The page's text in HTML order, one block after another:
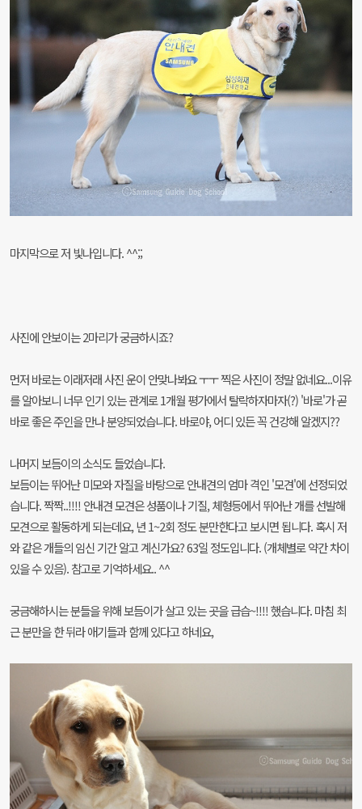
마지막으로 저 빛나입니다. ^^;;
사진에 안보이는 2마리가 궁금하시죠?
먼저 바로는 이래저래 사진 운이 안맞나봐요 ㅜㅜ 찍은 사진이 정말 없네요...이유
를 알아보니 너무 인기 있는 관계로 1개월 평가에서 탈락하자마자(?) '바로'가 곧
바로 좋은 주인을 만나 분양되었습니다. 바로야, 어디 있든 꼭 건강해 알겠지??
나머지 보듬이의 소식도 들었습니다.
보듬이는 뛰어난 미모와 자질을 바탕으로 안내견의 엄마 격인 '모견'에 선정되었
습니다. 짝짝..!!!! 안내견 모견은 성품이나 기질, 체형등에서 뛰어난 개를 선발해
모견으로 활동하게 되는데요, 년 1~2회 정도 분만한다고 보시면 됩니다. 혹시 저
와 같은 개들의 임신 기간 알고 계신가요? 63일 정도입니다. (개체별로 약간 차이
있을 수 있음). 참고로 기억하세요.. ^^
궁금해하시는 분들을 위해 보듬이가 살고 있는 곳을 급습~!!!! 했습니다. 마침 최
근 분만을 한 뒤라 애기들과 함께 있다고 하네요,